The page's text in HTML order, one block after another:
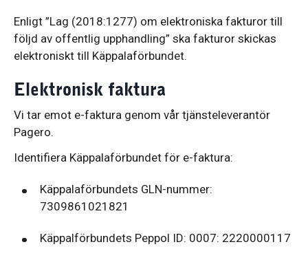
Enligt ”Lag (2018:1277) om elektroniska fakturor till
följd av offentlig upphandling” ska fakturor skickas
elektroniskt till Käppalaförbundet.
Elektronisk faktura
Vi tar emot e-faktura genom vår tjänsteleverantör
Pagero.
Identifiera Käppalaförbundet för e-faktura:
Käppalaförbundets GLN-nummer:
7309861021821
Käppalförbundets Peppol ID: 0007: 2220000117